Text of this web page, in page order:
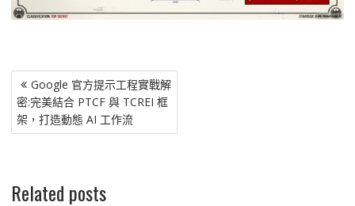
文
章
導
覽
Google 官方提示工程實戰解
密:完美結合 PTCF 與 TCREI 框
架，打造動態 AI 工作流
Related posts